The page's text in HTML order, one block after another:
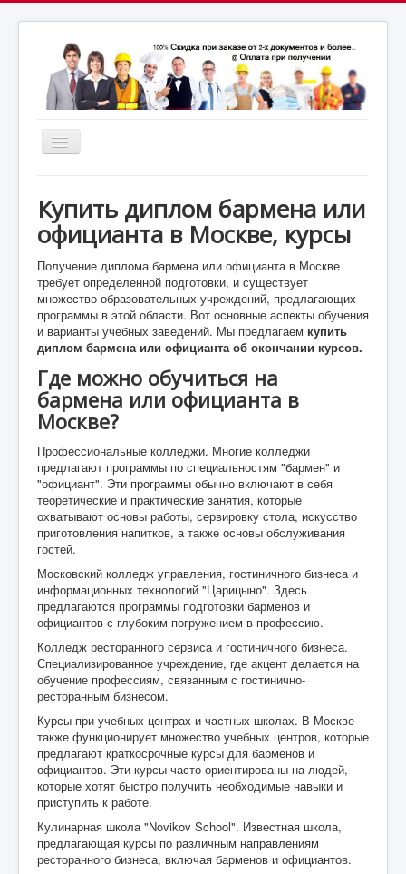
Включить/
СПБ: +7(812)987-53-69
Купить диплом бармена или
официанта в Москве, курсы
Получение диплома бармена или официанта в Москве
требует определенной подготовки, и существует
множество образовательных учреждений, предлагающих
программы в этой области. Вот основные аспекты обучения
и варианты учебных заведений. Мы предлагаем купить
диплом бармена или официанта об окончании курсов.
Где можно обучиться на
бармена или официанта в
Москве?
Профессиональные колледжи. Многие колледжи
предлагают программы по специальностям "бармен" и
"официант". Эти программы обычно включают в себя
теоретические и практические занятия, которые
охватывают основы работы, сервировку стола, искусство
приготовления напитков, а также основы обслуживания
гостей.
Московский колледж управления, гостиничного бизнеса и
информационных технологий "Царицыно". Здесь
предлагаются программы подготовки барменов и
официантов с глубоким погружением в профессию.
Колледж ресторанного сервиса и гостиничного бизнеса.
Специализированное учреждение, где акцент делается на
обучение профессиям, связанным с гостинично-
ресторанным бизнесом.
Курсы при учебных центрах и частных школах. В Москве
также функционирует множество учебных центров, которые
предлагают краткосрочные курсы для барменов и
официантов. Эти курсы часто ориентированы на людей,
которые хотят быстро получить необходимые навыки и
приступить к работе.
Кулинарная школа "Novikov School". Известная школа,
предлагающая курсы по различным направлениям
ресторанного бизнеса, включая барменов и официантов.